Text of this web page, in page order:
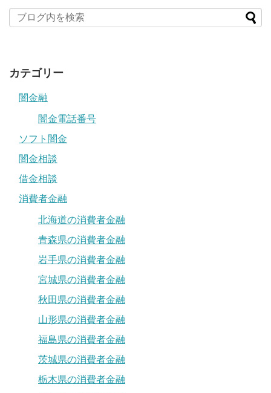
カテゴリー
闇金融
闇金電話番号
ソフト闇金
闇金相談
借金相談
消費者金融
北海道の消費者金融
青森県の消費者金融
岩手県の消費者金融
宮城県の消費者金融
秋田県の消費者金融
山形県の消費者金融
福島県の消費者金融
茨城県の消費者金融
栃木県の消費者金融